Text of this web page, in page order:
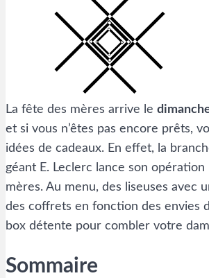
La fête des mères arrive le
et si vous n’êtes pas encore prêts,
idées de cadeaux. En effet, la
géant E. Leclerc lance son
mères. Au menu, des liseuses avec
des coffrets en fonction des envies
box détente pour combler votre
Sommaire